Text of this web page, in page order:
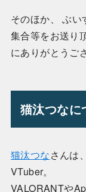
そのほか、 ぶ
集合等をお送り
にありがとうご
猫汰つなに
猫汰つなさんは
VTuber。
VALORANTや